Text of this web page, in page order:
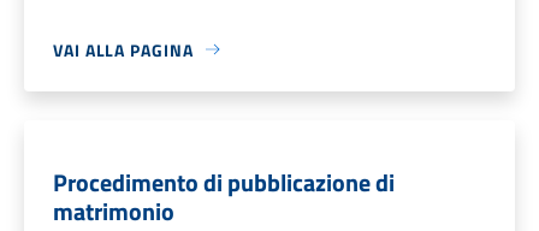
VAI ALLA PAGINA
Procedimento di pubblicazione di
matrimonio